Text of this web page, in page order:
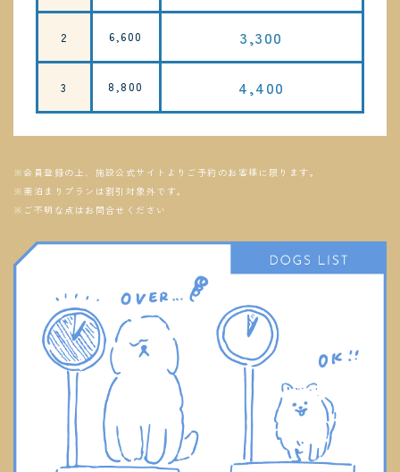
2 6,600 3,300
3 8,800 4,400
※会員登録の上、施設公式サイトよりご予約のお客様に限ります。
※素泊まりプランは割引対象外です。
※ご不明な点はお問合せください